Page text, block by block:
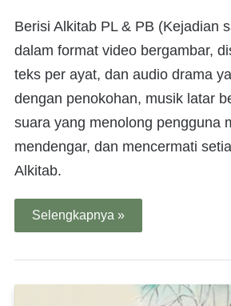
Berisi Alkitab PL & PB (Kejadian
dalam format video bergambar,
teks per ayat, dan audio drama
dengan penokohan, musik latar
suara yang menolong pengguna
mendengar, dan mencermati
Alkitab.
Selengkapnya »